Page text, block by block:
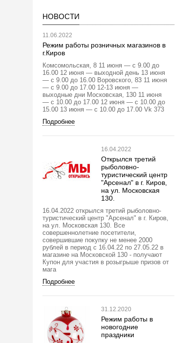
НОВОСТИ
11.06.2022
Режим работы розничных магазинов в
г.Киров
Комсомольская, 8 11 июня — с 9.00 до
16.00 12 июня — выходной день 13 июня
— с 9.00 до 16.00 Воровского, 83 11 июня
— с 9.00 до 17.00 12-13 июня —
выходные дни Московская, 130 11 июня
— с 10.00 до 17.00 12 июня — с 10.00 до
15.00 13 июня — с 10.00 до 17.00 Vk 373
Подробнее
16.04.2022
Открылся третий
рыболовно-
туристический центр
"Арсенал" в г. Киров,
на ул. Московская
130.
16.04.2022 открылся третий рыболовно-
туристический центр "Арсенал" в г. Киров,
на ул. Московская 130. Все
совершеннолетние посетители,
совершившие покупку не менее 2000
рублей в период с 16.04.22 по 27.05.22 в
магазине на Московской 130 - получают
Купон для участия в розыгрыше призов от
мага
Подробнее
31.12.2020
Режим работы в
новогодние
праздники